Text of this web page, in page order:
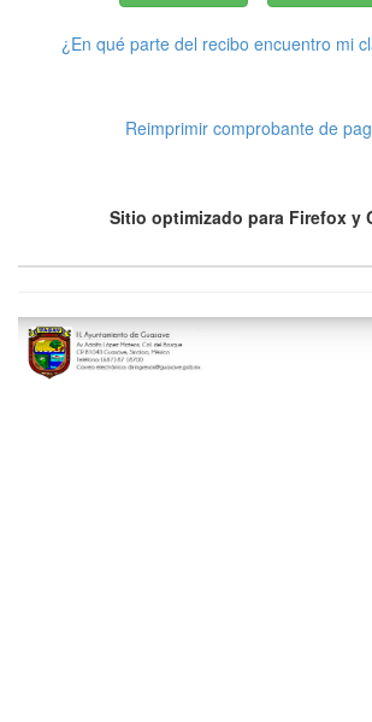
¿En qué parte del recibo encuentro mi
Reimprimir comprobante de
Sitio optimizado para Firefox y